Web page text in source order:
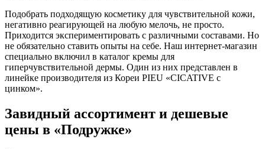
Подобрать подходящую косметику для чувствительной кожи,
негативно реагирующей на любую мелочь, не просто.
Приходится экспериментировать с различными составами. Но
не обязательно ставить опыты на себе. Наш интернет-магазин
специально включил в каталог кремы для
гиперчувствительной дермы. Один из них представлен в
линейке производителя из Кореи PIEU «CICATIVE с
цинком».
Завидный ассортимент и дешевые
цены в «Подружке»